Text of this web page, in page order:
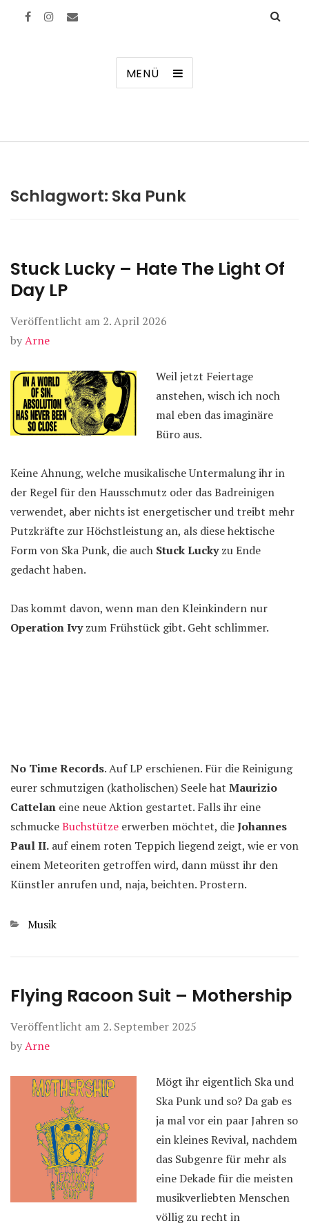
MENÜ
Schlagwort: Ska Punk
Stuck Lucky – Hate The Light Of
Day LP
Veröffentlicht am 2. April 2026
byArne
Weil jetzt Feiertage
anstehen, wisch ich noch
mal eben das imaginäre
Büro aus.
Keine Ahnung, welche musikalische Untermalung ihr in
der Regel für den Hausschmutz oder das Badreinigen
verwendet, aber nichts ist energetischer und treibt mehr
Putzkräfte zur Höchstleistung an, als diese hektische
Form von Ska Punk, die auch Stuck Luckyzu Ende
gedacht haben.
Das kommt davon, wenn man den Kleinkindern nur
Operation Ivyzum Frühstück gibt. Geht schlimmer.
No Time Records. Auf LP erschienen. Für die Reinigung
eurer schmutzigen (katholischen) Seele hat Maurizio
Cattelan eine neue Aktion gestartet. Falls ihr eine
schmuckeBuchstütze erwerben möchtet, dieJohannes
Paul II. auf einem roten Teppich liegend zeigt, wie er von
einem Meteoriten getroffen wird, dann müsst ihr den
Künstler anrufen und, naja, beichten. Prostern.
Kategorien
Musik
Flying Racoon Suit – Mothership
Veröffentlicht am 2. September 2025
byArne
Mögt ihr eigentlich Ska und
Ska Punk und so? Da gab es
ja mal vor ein paar Jahren so
ein kleines Revival, nachdem
das Subgenre für mehr als
eine Dekade für die meisten
musikverliebten Menschen
völlig zu recht in